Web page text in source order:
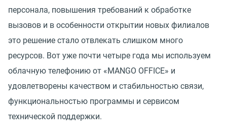
персонала, повышения требований к обработке
вызовов и в особенности открытии новых филиалов
это решение стало отвлекать слишком много
ресурсов. Вот уже почти четыре года мы используем
облачную телефонию от «MANGO OFFICE» и
удовлетворены качеством и стабильностью связи,
функциональностью программы и сервисом
технической поддержки.